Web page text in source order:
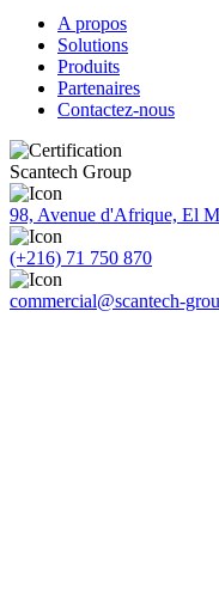
A propos
Solutions
Produits
Partenaires
Contactez-nous
Scantech Group
98, Avenue d'Afrique, El
(+216) 71 750 870
commercial@scantech-